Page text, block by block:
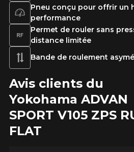
Pneu conçu pour offrir un
performance
Permet de rouler sans
distance limitée
Bande de roulement
Avis clients du
Yokohama ADVAN
SPORT V105 ZPS
FLAT
Commentaire
Annuler
N'hésitez pas à
à la clientèle, qui se
rechercher des
configuration.
1-866-220-8025
*Attention cette dimension représente
l'exactitude de l'information sur votre